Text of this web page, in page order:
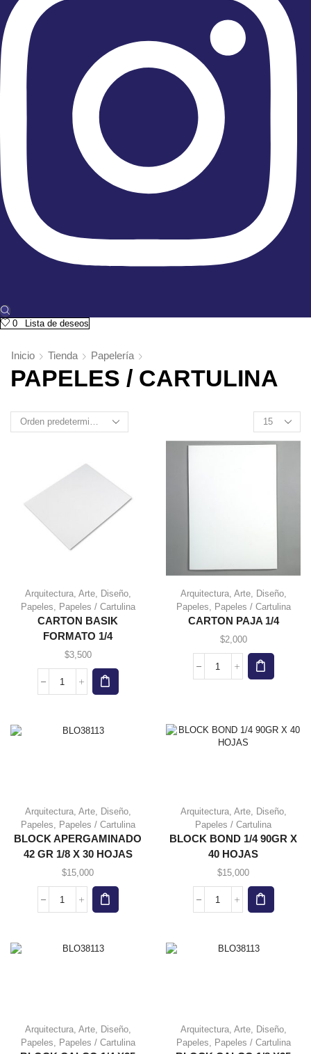
0 Lista de deseos
Inicio Tienda Papelería
PAPELES / CARTULINA
Products
per
page
Arquitectura, Arte, Diseño,
Papeles, Papeles / Cartulina
CARTON BASIK
FORMATO 1/4
$3,500
CARTON
1/4
Arquitectura, Arte, Diseño,
Papeles, Papeles / Cartulina
CARTON PAJA 1/4
$2,000
CARTON
Arquitectura, Arte, Diseño,
Papeles, Papeles / Cartulina
BLOCK APERGAMINADO
42 GR 1/8 X 30 HOJAS
$15,000
BLOCK
GR
Arquitectura, Arte, Diseño,
Papeles / Cartulina
BLOCK BOND 1/4 90GR X
40 HOJAS
$15,000
BLOCK
90GR
Arquitectura, Arte, Diseño,
Papeles, Papeles / Cartulina
Arquitectura, Arte, Diseño,
Papeles, Papeles / Cartulina